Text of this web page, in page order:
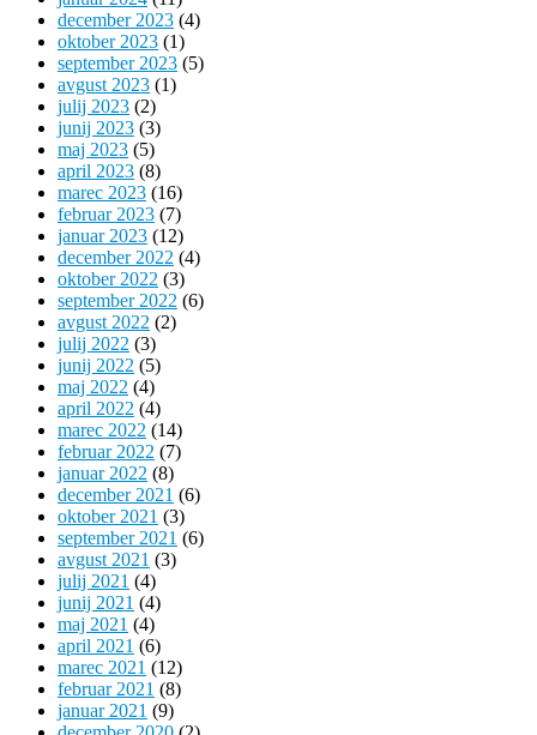
december 2023 (4)
oktober 2023 (1)
september 2023 (5)
avgust 2023 (1)
julij 2023 (2)
junij 2023 (3)
maj 2023 (5)
april 2023 (8)
marec 2023 (16)
februar 2023 (7)
januar 2023 (12)
december 2022 (4)
oktober 2022 (3)
september 2022 (6)
avgust 2022 (2)
julij 2022 (3)
junij 2022 (5)
maj 2022 (4)
april 2022 (4)
marec 2022 (14)
februar 2022 (7)
januar 2022 (8)
december 2021 (6)
oktober 2021 (3)
september 2021 (6)
avgust 2021 (3)
julij 2021 (4)
junij 2021 (4)
maj 2021 (4)
april 2021 (6)
marec 2021 (12)
februar 2021 (8)
januar 2021 (9)